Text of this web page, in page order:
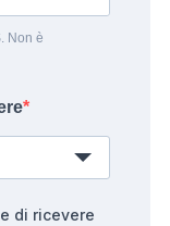
Non è
di ricevere